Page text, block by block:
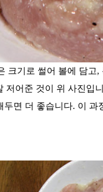
크기로 썰어 볼에 담
저어준 것이 위 사진
두면 더 좋습니다. 이 과